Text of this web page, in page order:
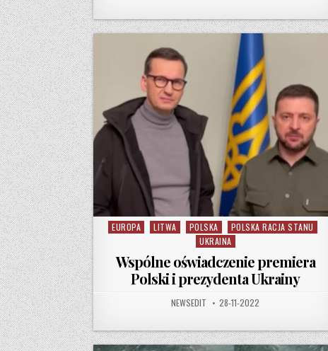
Posted in
EUROPA LITWA POLSKA
POLSKA RACJA STANU
UKRAINA
Wspólne oświadczenie premiera
Polski i prezydenta Ukrainy
AUTHOR:
NEWSEDIT PUBLISHED DATE:
28-11-2022